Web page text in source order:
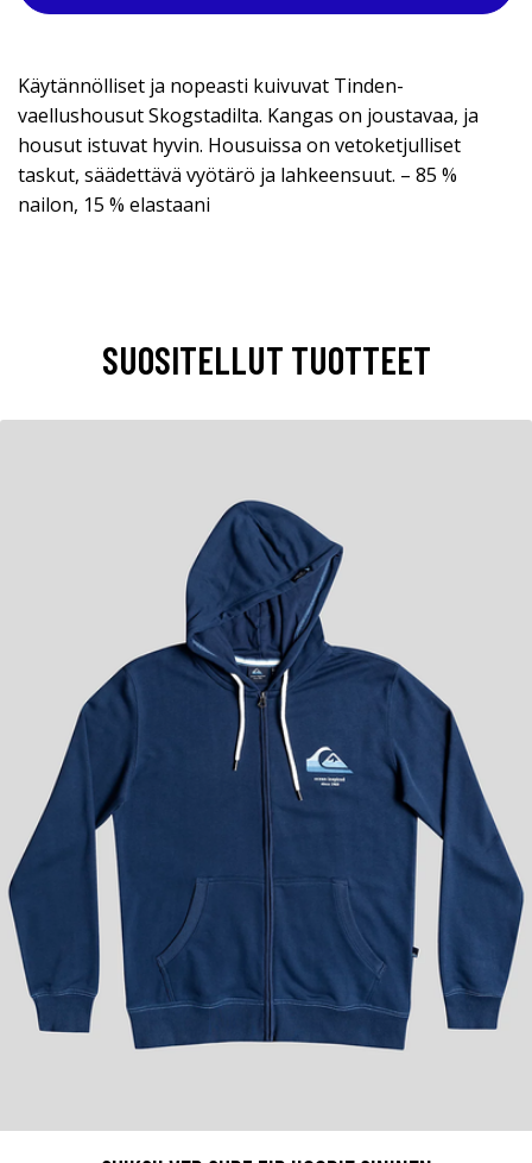
Käytännölliset ja nopeasti kuivuvat Tinden-
vaellushousut Skogstadilta. Kangas on joustavaa, ja
housut istuvat hyvin. Housuissa on vetoketjulliset
taskut, säädettävä vyötärö ja lahkeensuut. – 85 %
nailon, 15 % elastaani
SUOSITELLUT TUOTTEET